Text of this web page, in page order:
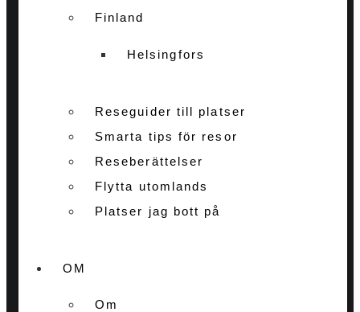
Finland
Helsingfors
Reseguider till platser
Smarta tips för resor
Reseberättelser
Flytta utomlands
Platser jag bott på
OM
Om